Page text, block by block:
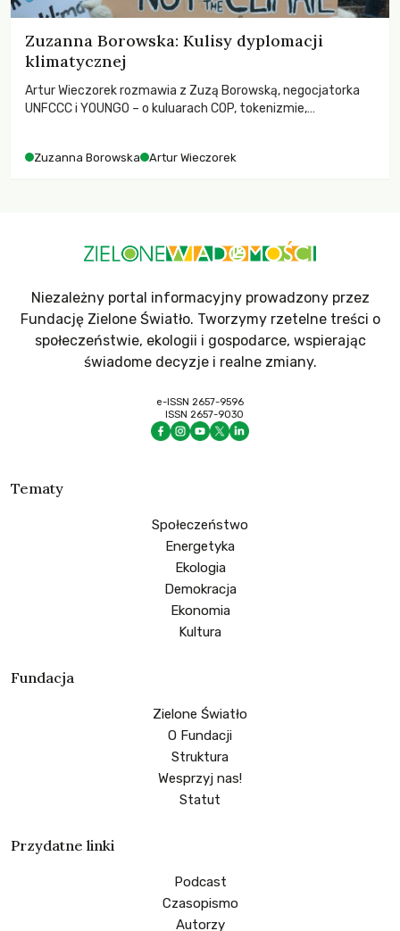
Zuzanna Borowska: Kulisy dyplomacji
klimatycznej
Artur Wieczorek rozmawia z Zuzą Borowską, negocjatorka
UNFCCC i YOUNGO – o kuluarach COP, tokenizmie,
Zuzanna Borowska Artur Wieczorek
Niezależny portal informacyjny prowadzony przez
Fundację Zielone Światło. Tworzymy rzetelne treści o
społeczeństwie, ekologii i gospodarce, wspierając
świadome decyzje i realne zmiany.
e-ISSN 2657-9596
ISSN 2657-9030
Tematy
Społeczeństwo
Energetyka
Ekologia
Demokracja
Ekonomia
Kultura
Fundacja
Zielone Światło
O Fundacji
Struktura
Wesprzyj nas!
Statut
Przydatne linki
Podcast
Czasopismo
Autorzy